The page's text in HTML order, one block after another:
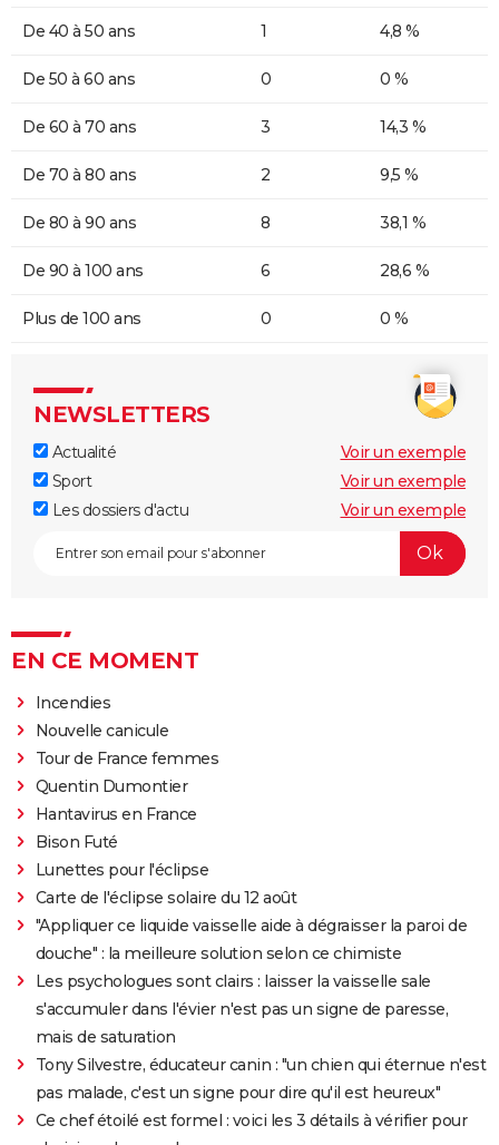
De 40 à 50 ans 1 4,8 %
De 50 à 60 ans 0 0 %
De 60 à 70 ans 3 14,3 %
De 70 à 80 ans 2 9,5 %
De 80 à 90 ans 8 38,1 %
De 90 à 100 ans 6 28,6 %
Plus de 100 ans 0 0 %
NEWSLETTERS
Actualité
Voir un exemple
Sport
Voir un exemple
Les dossiers d'actu
Voir un exemple
EN CE MOMENT
Incendies
Nouvelle canicule
Tour de France femmes
Quentin Dumontier
Hantavirus en France
Bison Futé
Lunettes pour l'éclipse
Carte de l'éclipse solaire du 12 août
"Appliquer ce liquide vaisselle aide à dégraisser la paroi de
douche" : la meilleure solution selon ce chimiste
Les psychologues sont clairs : laisser la vaisselle sale
s'accumuler dans l'évier n'est pas un signe de paresse,
mais de saturation
Tony Silvestre, éducateur canin : "un chien qui éternue n'est
pas malade, c'est un signe pour dire qu'il est heureux"
Ce chef étoilé est formel : voici les 3 détails à vérifier pour